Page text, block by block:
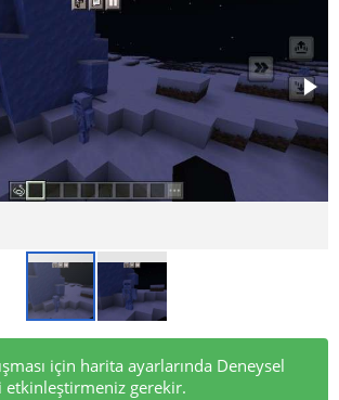
için harita ayarlarında Deneysel
etkinleştirmeniz gerekir.